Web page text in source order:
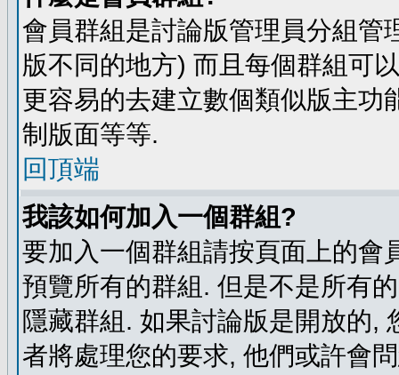
會員群組是討論版管理員分組管
版不同的地方) 而且每個群組可
更容易的去建立數個類似版主功
制版面等等.
回頂端
我該如何加入一個群組?
要加入一個群組請按頁面上的會
預覽所有的群組. 但是不是所有
隱藏群組. 如果討論版是開放的,
者將處理您的要求, 他們或許會